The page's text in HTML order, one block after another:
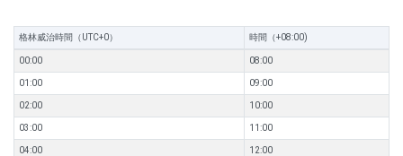
格林威治時間（UTC+0） 時間（+08:00)
00:00 08:00
01:00 09:00
02:00 10:00
03:00 11:00
04:00 12:00